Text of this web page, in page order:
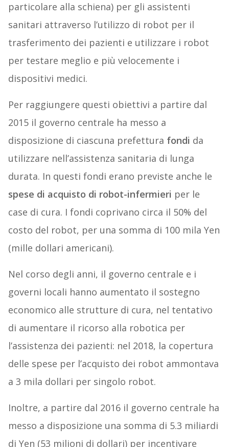
particolare alla schiena) per gli assistenti
sanitari attraverso l’utilizzo di robot per il
trasferimento dei pazienti e utilizzare i robot
per testare meglio e più velocemente i
dispositivi medici.
Per raggiungere questi obiettivi a partire dal
2015 il governo centrale ha messo a
disposizione di ciascuna prefettura fondi da
utilizzare nell’assistenza sanitaria di lunga
durata. In questi fondi erano previste anche le
spese di acquisto di robot-infermieri per le
case di cura. I fondi coprivano circa il 50% del
costo del robot, per una somma di 100 mila Yen
(mille dollari americani).
Nel corso degli anni, il governo centrale e i
governi locali hanno aumentato il sostegno
economico alle strutture di cura, nel tentativo
di aumentare il ricorso alla robotica per
l’assistenza dei pazienti: nel 2018, la copertura
delle spese per l’acquisto dei robot ammontava
a 3 mila dollari per singolo robot.
Inoltre, a partire dal 2016 il governo centrale ha
messo a disposizione una somma di 5.3 miliardi
di Yen (53 milioni di dollari) per incentivare